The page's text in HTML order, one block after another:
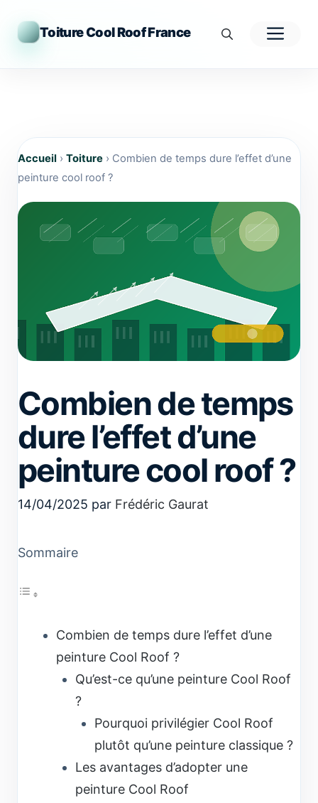
contenu
Toiture Cool Roof France
Accueil › Toiture › Combien de temps dure l’effet d’une
peinture cool roof ?
Combien de temps
dure l’effet d’une
peinture cool roof ?
14/04/2025 par Frédéric Gaurat
Sommaire
Combien de temps dure l’effet d’une
peinture Cool Roof ?
Qu’est-ce qu’une peinture Cool Roof
?
Pourquoi privilégier Cool Roof
plutôt qu’une peinture classique ?
Les avantages d’adopter une
peinture Cool Roof